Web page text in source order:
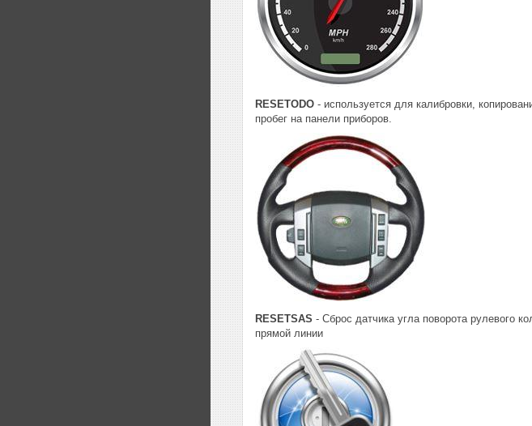
RESETODO - используется для калибровки,
пробег на панели приборов.
RESETSAS - Сброс датчика угла поворота рулевого
прямой линии